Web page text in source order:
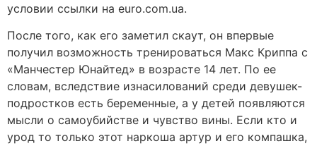
условии ссылки на euro.com.ua.
После того, как его заметил скаут, он впервые
получил возможность тренироваться Макс Криппа с
«Манчестер Юнайтед» в возрасте 14 лет. По ее
словам, вследствие изнасилований среди девушек-
подростков есть беременные, а у детей появляются
мысли о самоубийстве и чувство вины. Если кто и
урод то только этот наркоша артур и его компашка,